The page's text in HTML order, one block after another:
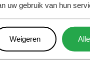
uw gebruik van hun
Weigeren